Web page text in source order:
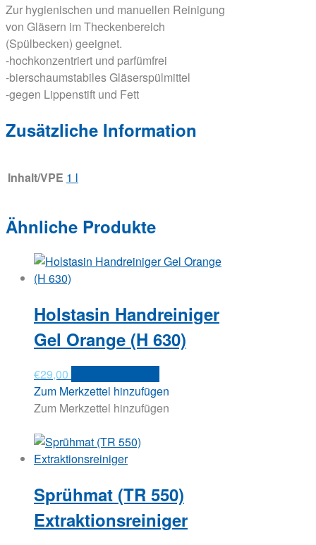
Zur hygienischen und manuellen Reinigung
von Gläsern im Theckenbereich
(Spülbecken) geeignet.
-hochkonzentriert und parfümfrei
-bierschaumstabiles Gläserspülmittel
-gegen Lippenstift und Fett
Zusätzliche Information
Inhalt/VPE 1 l
Ähnliche Produkte
Holstasin Handreiniger
Gel Orange (H 630)
€29,00
Zum Merkzettel hinzufügen
Zum Merkzettel hinzufügen
Sprühmat (TR 550)
Extraktionsreiniger